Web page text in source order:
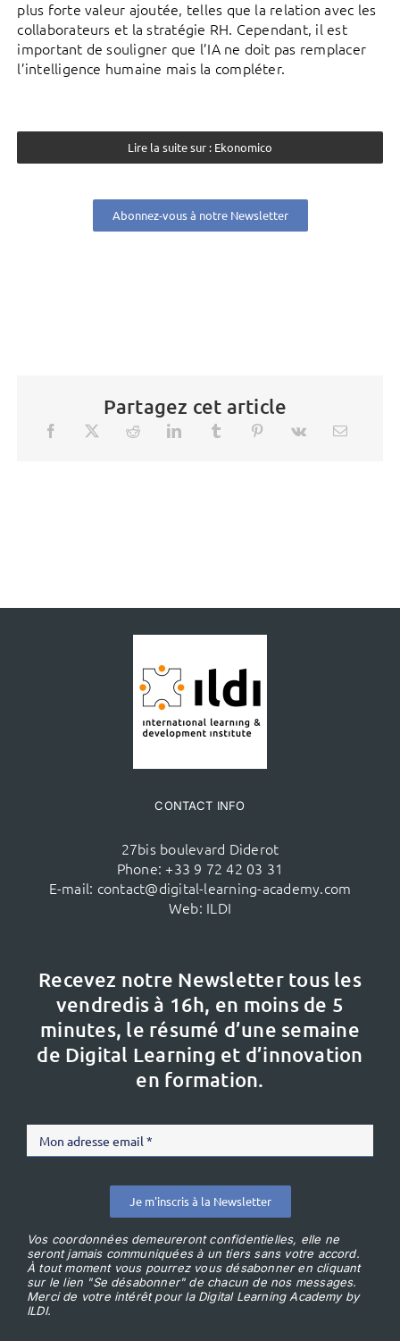
plus forte valeur ajoutée, telles que la relation avec les
collaborateurs et la stratégie RH. Cependant, il est
important de souligner que l’IA ne doit pas remplacer
l’intelligence humaine mais la compléter.
Lire la suite sur : Ekonomico
Abonnez-vous à notre Newsletter
Partagez cet article
CONTACT INFO
27bis boulevard Diderot
Phone: +33 9 72 42 03 31
E-mail: contact@digital-learning-academy.com
Web: ILDI
Recevez notre Newsletter tous les
vendredis à 16h, en moins de 5
minutes, le résumé d’une semaine
de Digital Learning et d’innovation
en formation.
Je m'inscris à la Newsletter
Vos coordonnées demeureront confidentielles, elle ne
seront jamais communiquées à un tiers sans votre accord.
À tout moment vous pourrez vous désabonner en cliquant
sur le lien "Se désabonner" de chacun de nos messages.
Merci de votre intérêt pour la Digital Learning Academy by
ILDI.